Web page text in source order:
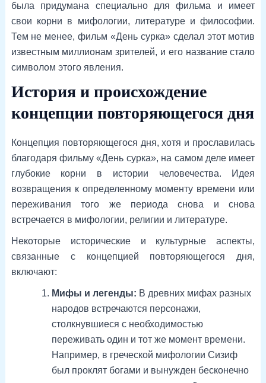
была придумана специально для фильма и имеет
свои корни в мифологии, литературе и философии.
Тем не менее, фильм «День сурка» сделал этот мотив
известным миллионам зрителей, и его название стало
символом этого явления.
История и происхождение
концепции повторяющегося дня
Концепция повторяющегося дня, хотя и прославилась
благодаря фильму «День сурка», на самом деле имеет
глубокие корни в истории человечества. Идея
возвращения к определенному моменту времени или
переживания того же периода снова и снова
встречается в мифологии, религии и литературе.
Некоторые исторические и культурные аспекты,
связанные с концепцией повторяющегося дня,
включают:
Мифы и легенды: В древних мифах разных
народов встречаются персонажи,
столкнувшиеся с необходимостью
переживать один и тот же момент времени.
Например, в греческой мифологии Сизиф
был проклят богами и вынужден бесконечно